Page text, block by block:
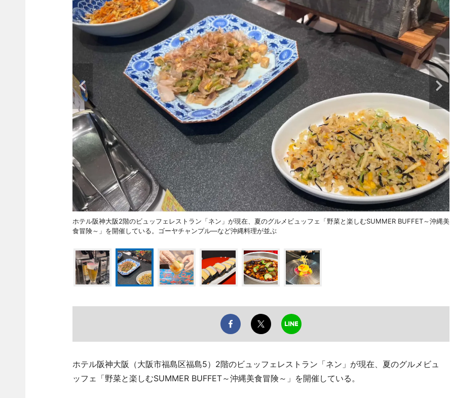
ホテル阪神大阪2階のビュッフェレストラン「ネン」が現在、夏のグルメビュッフェ「野菜と楽しむSUMMER BUFFET～沖縄美
食冒険～」を開催している。ゴーヤチャンプル―など沖縄料理が並ぶ
ホテル阪神大阪（大阪市福島区福島5）2階のビュッフェレストラン「ネン」が現在、夏のグルメビュ
ッフェ「野菜と楽しむSUMMER BUFFET～沖縄美食冒険～」を開催している。